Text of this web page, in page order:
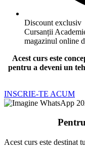
Discount exclusiv
Cursanții
magazinul online
Acest curs este
pentru a deveni un
INSCRIE-TE ACUM
Acest curs este destinat